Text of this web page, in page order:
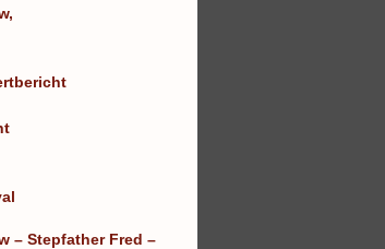
– Stepfather Fred –